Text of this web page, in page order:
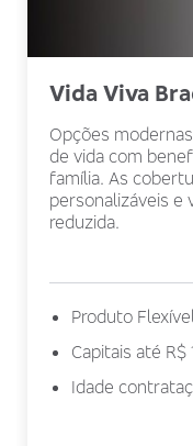
Vida Viva
Opções
de vida com
família. As
personalizáveis e
reduzida.
Produto
Capitais até R$
Idade